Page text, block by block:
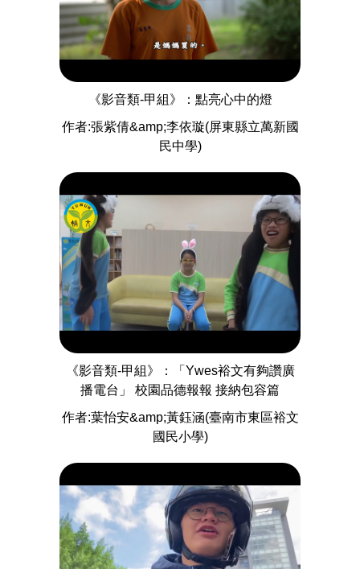
《影音類-甲組》：點亮心中的燈
作者:張紫倩&amp;李依璇(屏東縣立萬新國
民中學)
《影音類-甲組》：「Ywes裕文有夠讚廣
播電台」 校園品德報報 接納包容篇
作者:葉怡安&amp;黃鈺涵(臺南市東區裕文
國民小學)